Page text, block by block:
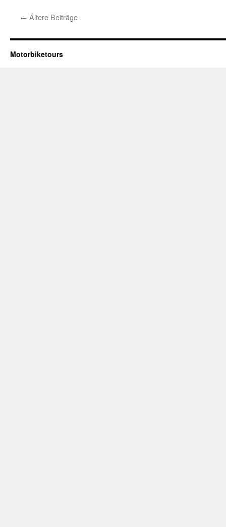
← Ältere Beiträge
Motorbiketours